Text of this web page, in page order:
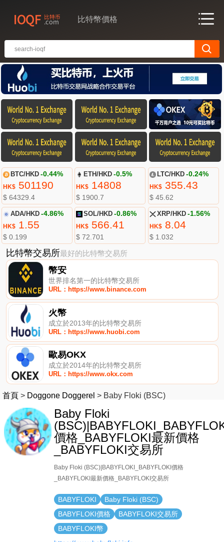
比特幣價格
BTC/HKD -0.44%
HK$501190
$ 64329.4
ETH/HKD -0.5%
HK$ 14808
$ 1900.7
LTC/HKD -0.24%
HK$355.43
$ 45.62
ADA/HKD -4.86%
HK$1.55
$ 0.199
SOL/HKD -0.86%
HK$ 566.41
$ 72.701
XRP/HKD -1.56%
HK$8.04
$ 1.032
比特幣交易所最好的比特幣交易所
幣安
世界排名第一的比特幣交易所
URL：https://www.binance.com
火幣
成立於2013年的比特幣交易所
URL：https://www.huobi.com
歐易OKX
成立於2014年的比特幣交易所
URL：https://www.okx.com
首頁 > Doggone Doggerel > Baby Floki (BSC)
Baby Floki
價格_BABYFLOKI最新價格
_BABYFLOKI交易所
Baby Floki (BSC)|BABYFLOKI_BABYFLOKI價格
_BABYFLOKI最新價格_BABYFLOKI交易所
BABYFLOKI
Baby Floki (BSC)
BABYFLOKI價格
BABYFLOKI交易所
BABYFLOKI幣